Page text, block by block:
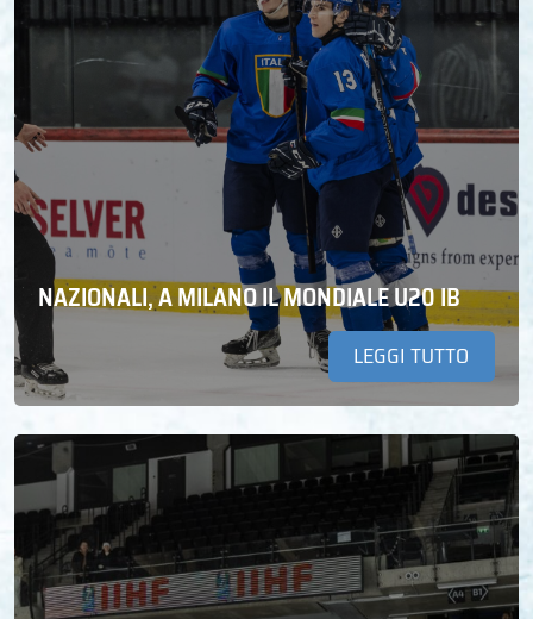
NAZIONALI, A MILANO IL MONDIALE U20 IB
LEGGI TUTTO